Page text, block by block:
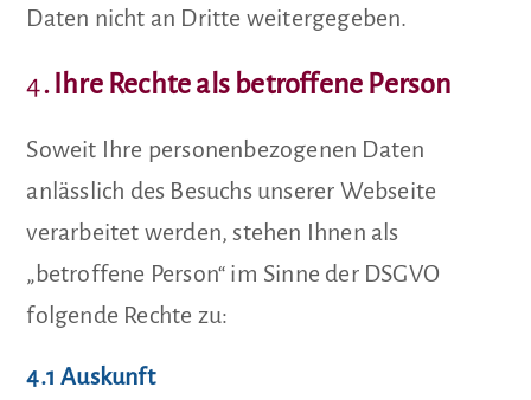
Daten nicht an Dritte weitergegeben.
4. Ihre Rechte als betroffene Person
Soweit Ihre personenbezogenen Daten
anlässlich des Besuchs unserer Webseite
verarbeitet werden, stehen Ihnen als
„betroffene Person“ im Sinne der DSGVO
folgende Rechte zu:
4.1 Auskunft